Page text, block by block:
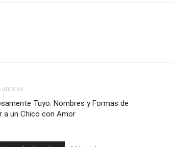
anterior
Tuyo: Nombres y Formas de
a un Chico con Amor